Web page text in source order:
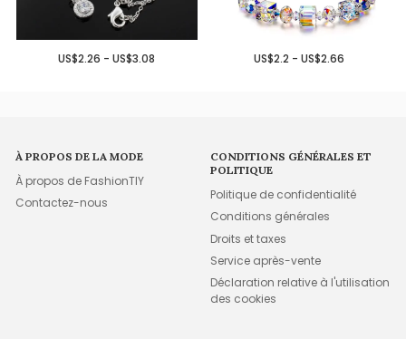
US$2.26 - US$3.08 US$2.2 - US$2.66
À PROPOS DE LA MODE
À propos de FashionTIY
Contactez-nous
CONDITIONS GÉNÉRALES ET
POLITIQUE
Politique de confidentialité
Conditions générales
Droits et taxes
Service après-vente
Déclaration relative à l'utilisation
des cookies